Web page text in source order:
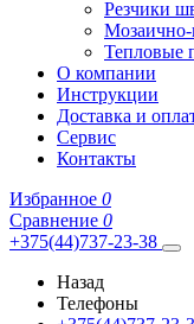
Резчики
Тепловые
О компании
Инструкции
Доставка и
Сервис
Контакты
Избранное 0
Сравнение 0
+375(44)737-23-38
Назад
Телефоны